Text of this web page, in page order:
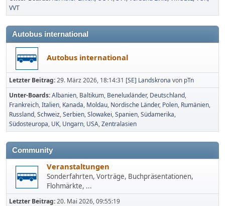
VVT
Autobus international
Autobus international
Letzter Beitrag:29. März 2026, 18:14:31 [SE] Landskrona von pTn
Unter-Boards Albanien Baltikum Beneluxländer Deutschland
Frankreich Italien Kanada Moldau Nordische Länder Polen Rumänien
Russland Schweiz Serbien Slowakei Spanien Südamerika
Südosteuropa UK Ungarn USA Zentralasien
Community
Veranstaltungen
Sonderfahrten, Vorträge, Buchpräsentationen,
Flohmärkte, ...
Letzter Beitrag:20. Mai 2026, 09:55:19